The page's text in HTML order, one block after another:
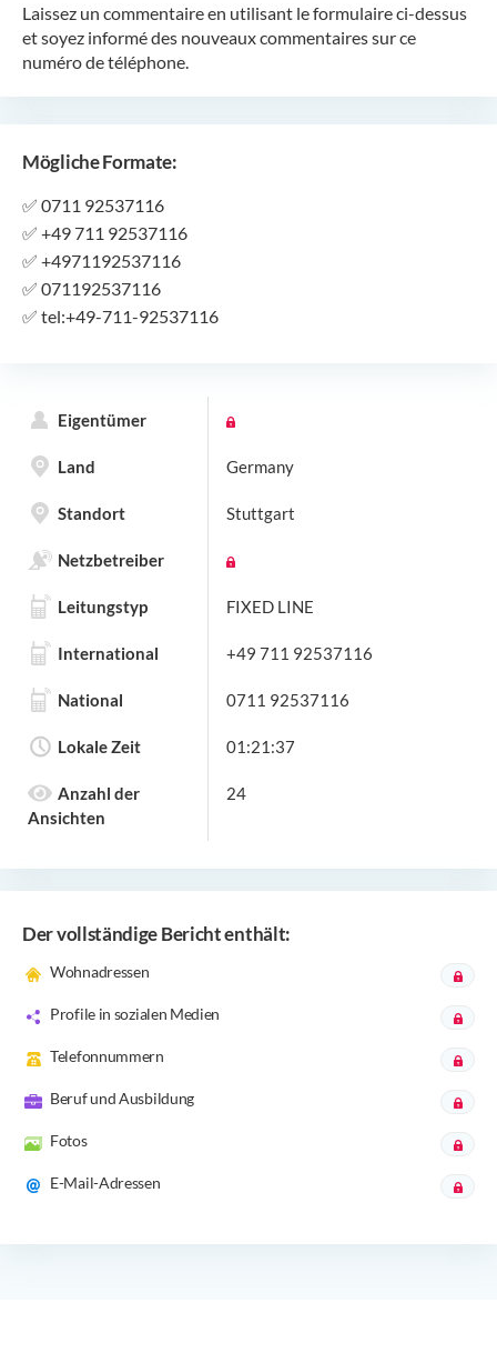
Laissez un commentaire en utilisant le formulaire ci-dessus
et soyez informé des nouveaux commentaires sur ce
numéro de téléphone.
Mögliche Formate:
✅ 0711 92537116
✅ +49 711 92537116
✅ +4971192537116
✅ 071192537116
✅ tel:+49-711-92537116
Eigentümer
Land Germany
Standort Stuttgart
Netzbetreiber
Leitungstyp FIXED LINE
International +49 711 92537116
National 0711 92537116
Lokale Zeit 01:21:37
Anzahl der
Ansichten
24
Der vollständige Bericht enthält:
Wohnadressen
Profile in sozialen Medien
Telefonnummern
Beruf und Ausbildung
Fotos
E-Mail-Adressen